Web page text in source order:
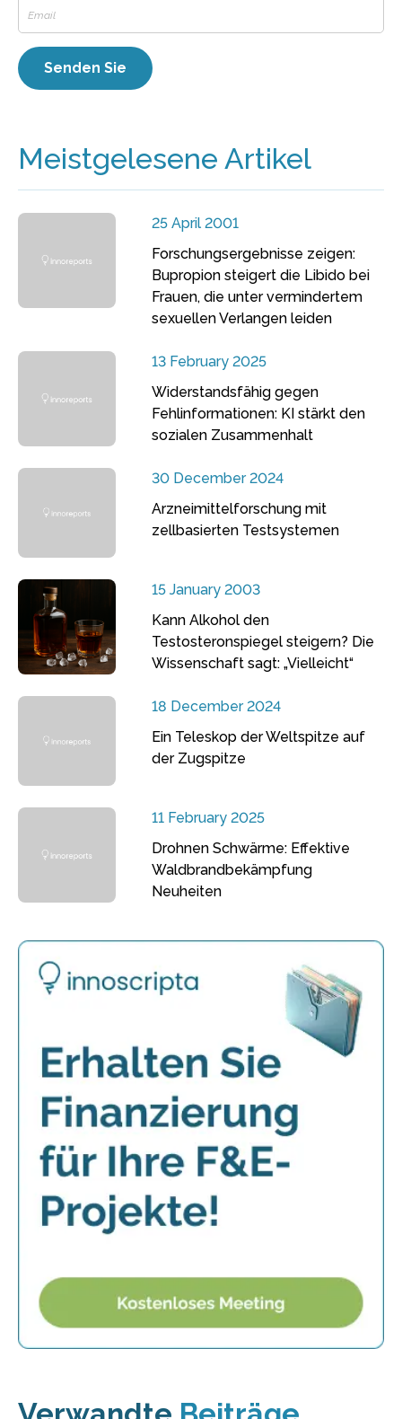
Meistgelesene Artikel
25 April 2001
Forschungsergebnisse zeigen:
Bupropion steigert die Libido bei
Frauen, die unter vermindertem
sexuellen Verlangen leiden
13 February 2025
Widerstandsfähig gegen
Fehlinformationen: KI stärkt den
sozialen Zusammenhalt
30 December 2024
Arzneimittelforschung mit
zellbasierten Testsystemen
15 January 2003
Kann Alkohol den
Testosteronspiegel steigern? Die
Wissenschaft sagt: „Vielleicht“
18 December 2024
Ein Teleskop der Weltspitze auf
der Zugspitze
11 February 2025
Drohnen Schwärme: Effektive
Waldbrandbekämpfung
Neuheiten